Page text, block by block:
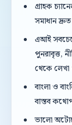
গ্রাহক
সমাধান
এআই
পুনরাবৃত্ত,
থেকে লেখা
বাংলা ও
বাস্তব
ভালো